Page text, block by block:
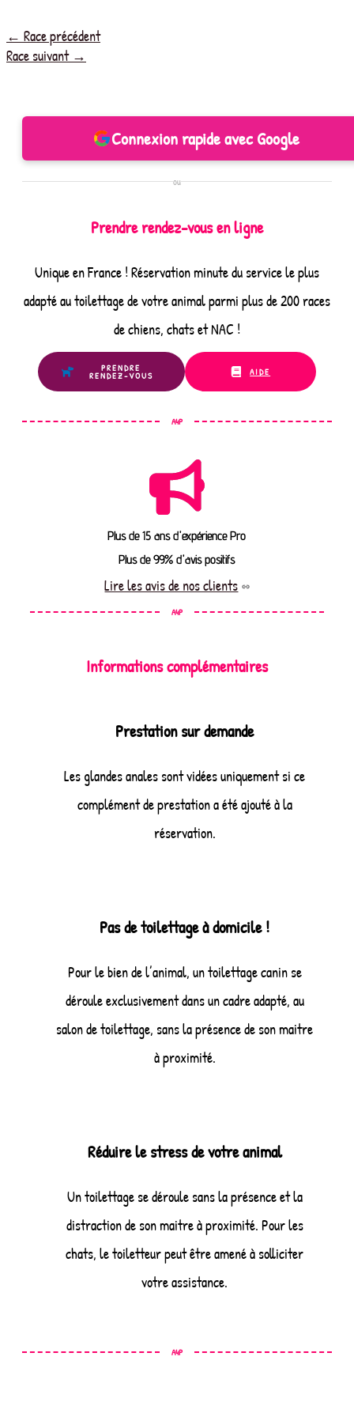
← Race précédent
Race suivant →
Connexion rapide avec Google
ou
Prendre rendez-vous en ligne
Unique en France ! Réservation minute du service le plus
adapté au toilettage de votre animal parmi plus de 200 races
de chiens, chats et NAC !
PRENDRE
RENDEZ-VOUS AIDE
A4P
Plus de 15 ans d'expérience Pro
Plus de 99% d'avis positifs
Lire les avis de nos clients
A4P
Informations complémentaires
Prestation sur demande
Les glandes anales sont vidées uniquement si ce
complément de prestation a été ajouté à la
réservation.
Pas de toilettage à domicile !
Pour le bien de l’animal, un toilettage canin se
déroule exclusivement dans un cadre adapté, au
salon de toilettage, sans la présence de son maitre
à proximité.
Réduire le stress de votre animal
Un toilettage se déroule sans la présence et la
distraction de son maitre à proximité. Pour les
chats, le toiletteur peut être amené à solliciter
votre assistance.
A4P